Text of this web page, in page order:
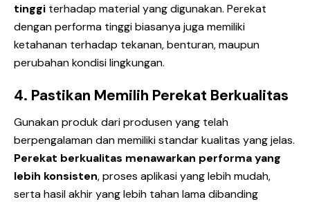
tinggi terhadap material yang digunakan. Perekat
dengan performa tinggi biasanya juga memiliki
ketahanan terhadap tekanan, benturan, maupun
perubahan kondisi lingkungan.
4. Pastikan Memilih Perekat Berkualitas
Gunakan produk dari produsen yang telah
berpengalaman dan memiliki standar kualitas yang jelas.
Perekat berkualitas menawarkan performa yang
lebih konsisten, proses aplikasi yang lebih mudah,
serta hasil akhir yang lebih tahan lama dibanding